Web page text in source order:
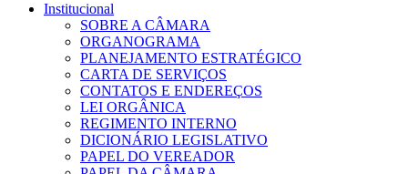
Institucional
SOBRE A CÂMARA
ORGANOGRAMA
PLANEJAMENTO ESTRATÉGICO
CARTA DE SERVIÇOS
CONTATOS E ENDEREÇOS
LEI ORGÂNICA
REGIMENTO INTERNO
DICIONÁRIO LEGISLATIVO
PAPEL DO VEREADOR